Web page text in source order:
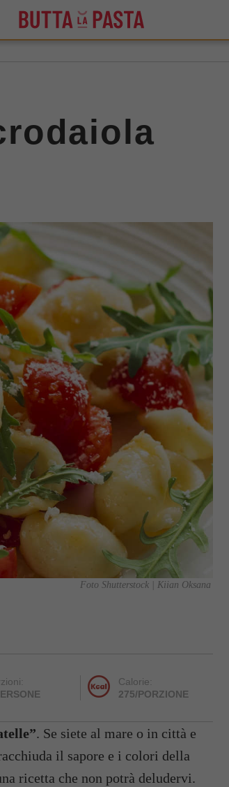
Foto Shutterstock | Kiian Oksana
Calorie:
275/PORZIONE
. Se siete al mare o in città e
il sapore e i colori della
ricetta che non potrà deludervi.